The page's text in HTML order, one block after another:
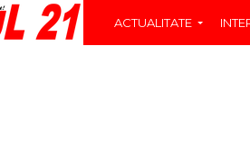
ACTUALITATE